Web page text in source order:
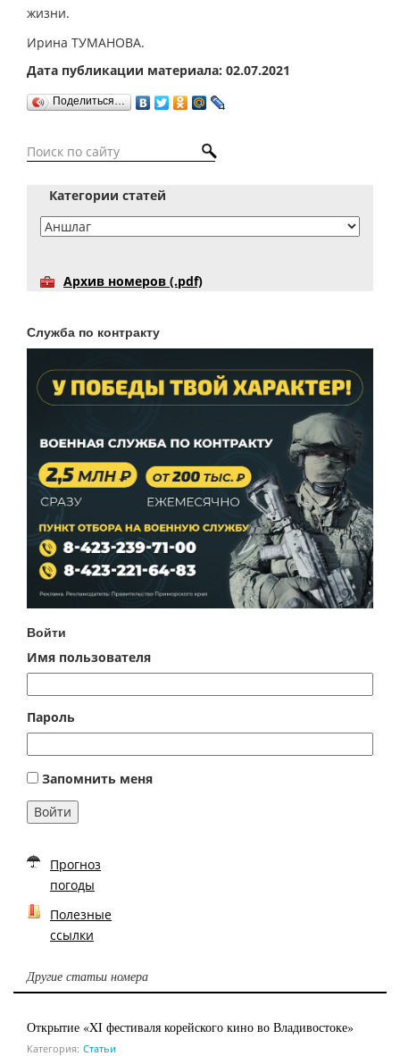
жизни.
Ирина ТУМАНОВА.
Дата публикации материала: 02.07.2021
Поделиться…
Категории статей
Архив номеров (.pdf)
Служба по контракту
Войти
Имя пользователя
Пароль
Запомнить меня
Войти
Прогноз
погоды
Полезные
ссылки
Другие статьи номера
Открытие «XI фестиваля корейского кино во Владивостоке»
Категория: Статьи